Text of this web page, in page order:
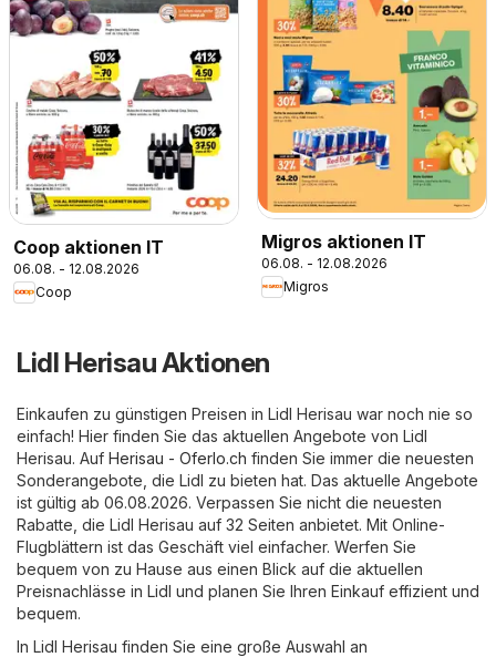
Coop aktionen IT
06.08. - 12.08.2026
Coop
Migros aktionen IT
06.08. - 12.08.2026
Migros
Lidl Herisau Aktionen
Einkaufen zu günstigen Preisen in Lidl Herisau war noch nie so
einfach! Hier finden Sie das aktuellen Angebote von Lidl
Herisau. Auf Herisau - Oferlo.ch finden Sie immer die neuesten
Sonderangebote, die Lidl zu bieten hat. Das aktuelle Angebote
ist gültig ab 06.08.2026. Verpassen Sie nicht die neuesten
Rabatte, die Lidl Herisau auf 32 Seiten anbietet. Mit Online-
Flugblättern ist das Geschäft viel einfacher. Werfen Sie
bequem von zu Hause aus einen Blick auf die aktuellen
Preisnachlässe in Lidl und planen Sie Ihren Einkauf effizient und
bequem.
In Lidl Herisau finden Sie eine große Auswahl an